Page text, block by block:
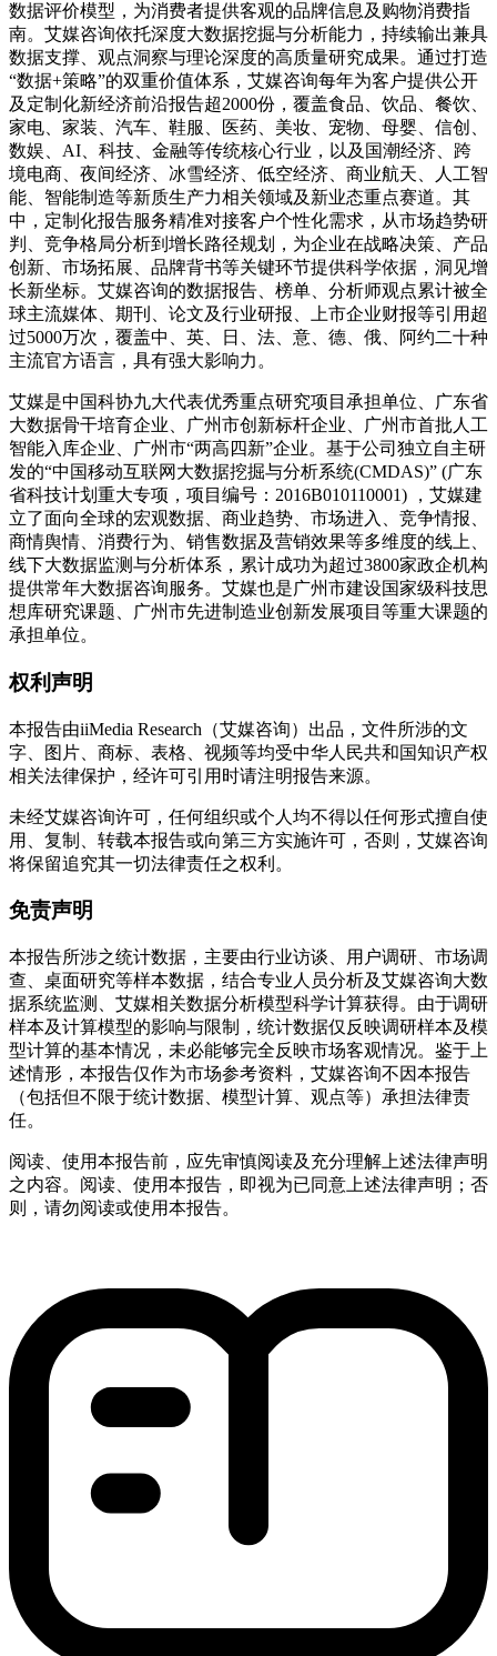
数据评价模型，为消费者提供客观的品牌信息及购物消费指
南。艾媒咨询依托深度大数据挖掘与分析能力，持续输出兼具
数据支撑、观点洞察与理论深度的高质量研究成果。通过打造
“数据+策略”的双重价值体系，艾媒咨询每年为客户提供公开
及定制化新经济前沿报告超2000份，覆盖食品、饮品、餐饮、
家电、家装、汽车、鞋服、医药、美妆、宠物、母婴、信创、
数娱、AI、科技、金融等传统核心行业，以及国潮经济、跨
境电商、夜间经济、冰雪经济、低空经济、商业航天、人工智
能、智能制造等新质生产力相关领域及新业态重点赛道。其
中，定制化报告服务精准对接客户个性化需求，从市场趋势研
判、竞争格局分析到增长路径规划，为企业在战略决策、产品
创新、市场拓展、品牌背书等关键环节提供科学依据，洞见增
长新坐标。艾媒咨询的数据报告、榜单、分析师观点累计被全
球主流媒体、期刊、论文及行业研报、上市企业财报等引用超
过5000万次，覆盖中、英、日、法、意、德、俄、阿约二十种
主流官方语言，具有强大影响力。
艾媒是中国科协九大代表优秀重点研究项目承担单位、广东省
大数据骨干培育企业、广州市创新标杆企业、广州市首批人工
智能入库企业、广州市“两高四新”企业。基于公司独立自主研
发的“中国移动互联网大数据挖掘与分析系统(CMDAS)” (广东
省科技计划重大专项，项目编号：2016B010110001) ，艾媒建
立了面向全球的宏观数据、商业趋势、市场进入、竞争情报、
商情舆情、消费行为、销售数据及营销效果等多维度的线上、
线下大数据监测与分析体系，累计成功为超过3800家政企机构
提供常年大数据咨询服务。艾媒也是广州市建设国家级科技思
想库研究课题、广州市先进制造业创新发展项目等重大课题的
承担单位。
权利声明
本报告由iiMedia Research（艾媒咨询）出品，文件所涉的文
字、图片、商标、表格、视频等均受中华人民共和国知识产权
相关法律保护，经许可引用时请注明报告来源。
未经艾媒咨询许可，任何组织或个人均不得以任何形式擅自使
用、复制、转载本报告或向第三方实施许可，否则，艾媒咨询
将保留追究其一切法律责任之权利。
免责声明
本报告所涉之统计数据，主要由行业访谈、用户调研、市场调
查、桌面研究等样本数据，结合专业人员分析及艾媒咨询大数
据系统监测、艾媒相关数据分析模型科学计算获得。由于调研
样本及计算模型的影响与限制，统计数据仅反映调研样本及模
型计算的基本情况，未必能够完全反映市场客观情况。鉴于上
述情形，本报告仅作为市场参考资料，艾媒咨询不因本报告
（包括但不限于统计数据、模型计算、观点等）承担法律责
任。
阅读、使用本报告前，应先审慎阅读及充分理解上述法律声明
之内容。阅读、使用本报告，即视为已同意上述法律声明；否
则，请勿阅读或使用本报告。